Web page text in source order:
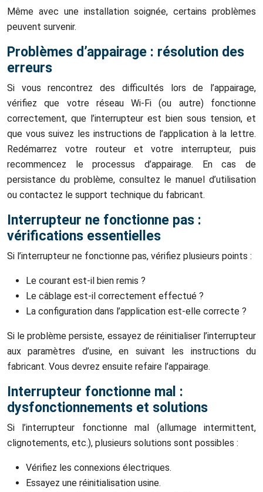
Même avec une installation soignée, certains problèmes
peuvent survenir.
Problèmes d’appairage : résolution des
erreurs
Si vous rencontrez des difficultés lors de l’appairage,
vérifiez que votre réseau Wi-Fi (ou autre) fonctionne
correctement, que l’interrupteur est bien sous tension, et
que vous suivez les instructions de l’application à la lettre.
Redémarrez votre routeur et votre interrupteur, puis
recommencez le processus d’appairage. En cas de
persistance du problème, consultez le manuel d’utilisation
ou contactez le support technique du fabricant.
Interrupteur ne fonctionne pas :
vérifications essentielles
Si l’interrupteur ne fonctionne pas, vérifiez plusieurs points :
Le courant est-il bien remis ?
Le câblage est-il correctement effectué ?
La configuration dans l’application est-elle correcte ?
Si le problème persiste, essayez de réinitialiser l’interrupteur
aux paramètres d’usine, en suivant les instructions du
fabricant. Vous devrez ensuite refaire l’appairage.
Interrupteur fonctionne mal :
dysfonctionnements et solutions
Si l’interrupteur fonctionne mal (allumage intermittent,
clignotements, etc.), plusieurs solutions sont possibles :
Vérifiez les connexions électriques.
Essayez une réinitialisation usine.